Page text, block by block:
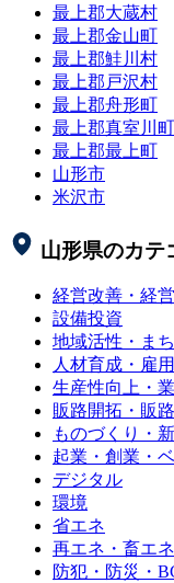
最上郡大蔵村
最上郡金山町
最上郡鮭川村
最上郡戸沢村
最上郡舟形町
最上郡真室川町
最上郡最上町
山形市
米沢市
山形県のカテ
経営改善・経
設備投資
地域活性・ま
人材育成・雇用
生産性向上・
販路開拓・販
ものづくり・
起業・創業・
デジタル
環境
省エネ
再エネ・畜エネ
防犯・防災・